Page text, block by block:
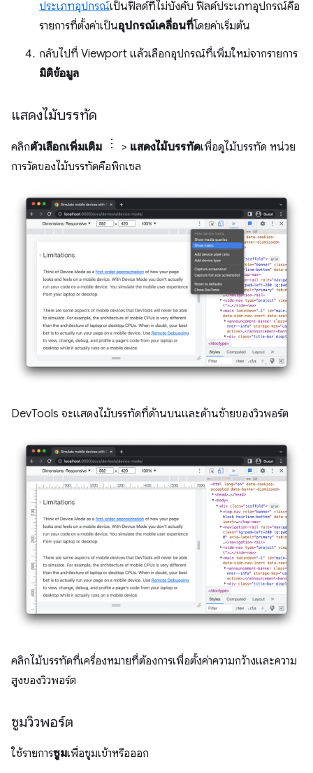
ประเภทอุปกรณ์เป็นฟิลด์ที่ไม่บังคับ ฟิลด์ประเภทอุปกรณ์คือ
รายการที่ตั้งค่าเป็นอุปกรณ์เคลื่อนที่โดยค่าเริ่มต้น
กลับไปที่ Viewport แล้วเลือกอุปกรณ์ที่เพิ่มใหม่จากรายการ
มิติข้อมูล
แสดงไม้บรรทัด
คลิกตัวเลือกเพิ่มเติม > แสดงไม้บรรทัดเพื่อดูไม้บรรทัด หน่วย
การวัดของไม้บรรทัดคือพิกเซล
DevTools จะแสดงไม้บรรทัดที่ด้านบนและด้านซ้ายของวิวพอร์ต
คลิกไม้บรรทัดที่เครื่องหมายที่ต้องการเพื่อตั้งค่าความกว้างและความ
สูงของวิวพอร์ต
ซูมวิวพอร์ต
ใช้รายการซูมเพื่อซูมเข้าหรือออก